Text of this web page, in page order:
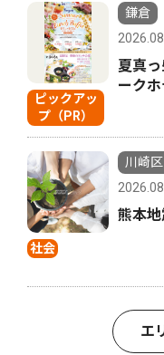
ピックアッ
プ（PR）
鎌倉
夏真
ーク
社会
川崎
熊本
エ